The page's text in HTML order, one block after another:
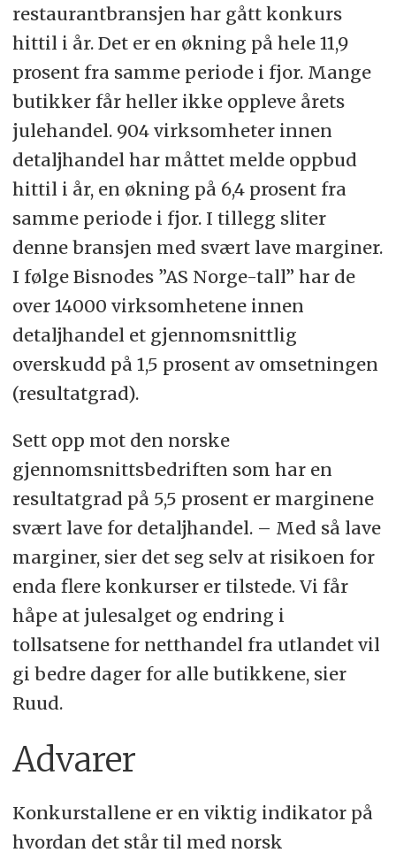
restaurantbransjen har gått konkurs
hittil i år. Det er en økning på hele 11,9
prosent fra samme periode i fjor. Mange
butikker får heller ikke oppleve årets
julehandel. 904 virksomheter innen
detaljhandel har måttet melde oppbud
hittil i år, en økning på 6,4 prosent fra
samme periode i fjor. I tillegg sliter
denne bransjen med svært lave marginer.
­I følge Bisnodes ”AS Norge-tall” har de
over 14000 virksomhetene innen
detaljhandel et gjennomsnittlig
overskudd på 1,5 prosent av omsetningen
(resultatgrad).
Sett opp mot den norske
gjennomsnittsbedriften som har en
resultatgrad på 5,5 prosent er marginene
svært lave for detaljhandel. – Med så lave
marginer, sier det seg selv at risikoen for
enda flere konkurser er tilstede. Vi får
håpe at julesalget og endring i
tollsatsene for netthandel fra utlandet vil
gi bedre dager for alle butikkene, sier
Ruud.
Advarer
Konkurstallene er en viktig indikator på
hvordan det står til med norsk